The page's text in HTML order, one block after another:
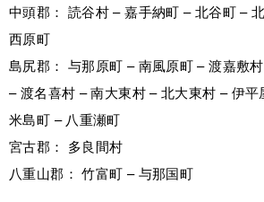
中頭郡： 読谷村 – 嘉手納町 – 北谷町 –
西原町
島尻郡： 与那原町 – 南風原町 – 渡嘉敷
– 渡名喜村 – 南大東村 – 北大東村 – 伊平
米島町 – 八重瀬町
宮古郡： 多良間村
八重山郡： 竹富町 – 与那国町